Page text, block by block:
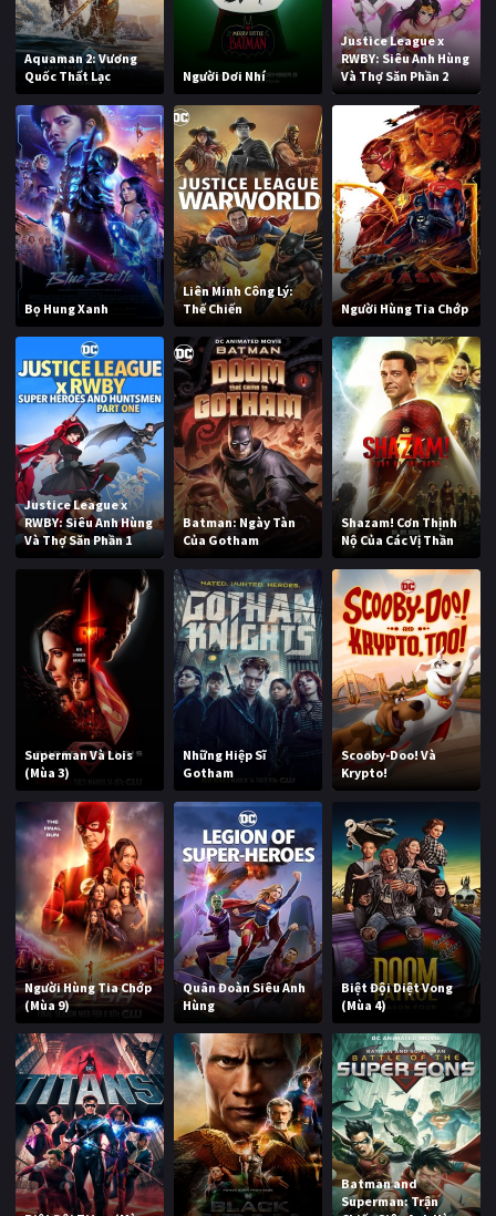
Aquaman 2: Vương
Quốc Thất Lạc
Người Dơi Nhí
Justice League x
RWBY: Siêu Anh Hùng
Và Thợ Săn Phần 2
Bọ Hung Xanh
Liên Minh Công Lý:
Thế Chiến
Người Hùng Tia Chớp
Justice League x
RWBY: Siêu Anh Hùng
Và Thợ Săn Phần 1
Batman: Ngày Tàn
Của Gotham
Shazam! Cơn Thịnh
Nộ Của Các Vị Thần
Superman Và Lois
(Mùa 3)
Những Hiệp Sĩ
Gotham
Scooby-Doo! Và
Krypto!
Người Hùng Tia Chớp
(Mùa 9)
Quân Đoàn Siêu Anh
Hùng
Biệt Đội Diệt Vong
(Mùa 4)
Batman and
Superman: Trận